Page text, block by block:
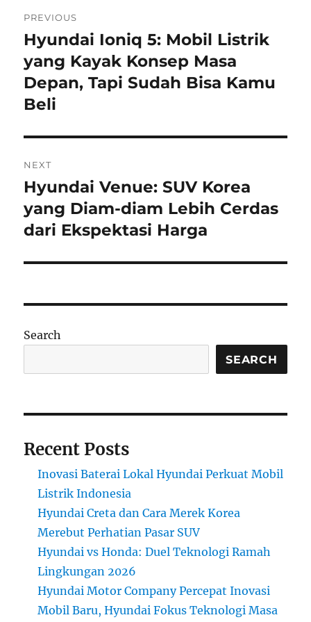
navigation
PREVIOUS
Previous
post:
Hyundai Ioniq 5: Mobil Listrik
yang Kayak Konsep Masa
Depan, Tapi Sudah Bisa Kamu
Beli
NEXT
Next
post:
Hyundai Venue: SUV Korea
yang Diam-diam Lebih Cerdas
dari Ekspektasi Harga
Search
SEARCH
Recent Posts
Inovasi Baterai Lokal Hyundai Perkuat Mobil
Listrik Indonesia
Hyundai Creta dan Cara Merek Korea
Merebut Perhatian Pasar SUV
Hyundai vs Honda: Duel Teknologi Ramah
Lingkungan 2026
Hyundai Motor Company Percepat Inovasi
Mobil Baru, Hyundai Fokus Teknologi Masa